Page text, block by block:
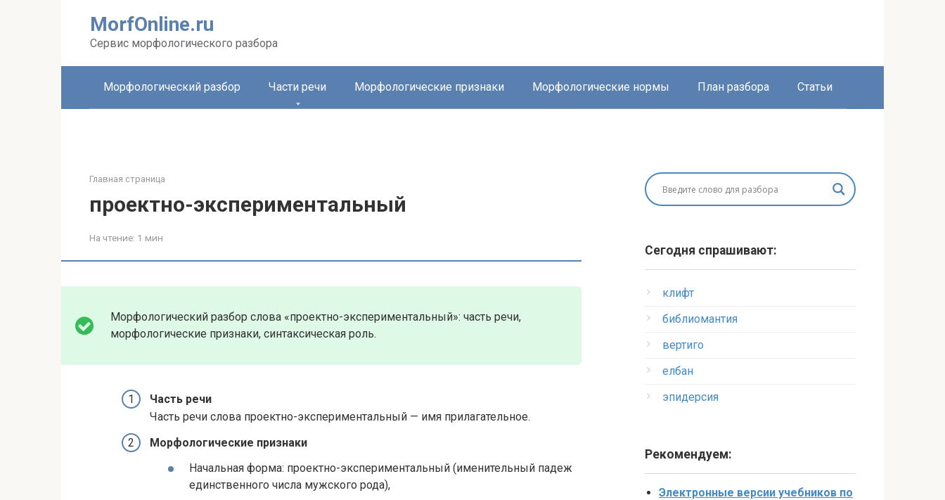
MorfOnline.ru
Сервис морфологического разбора
Морфологический разбор Части речи Морфологические признаки Морфологические нормы План разбора Статьи
Главная страница
проектно-экспериментальный
На чтение: 1 мин
Морфологический разбор слова «проектно-экспериментальный»: часть речи,
морфологические признаки, синтаксическая роль.
Часть речи
Часть речи слова проектно-экспериментальный — имя прилагательное.
Морфологические признаки
Начальная форма: проектно-экспериментальный (именительный падеж
единственного числа мужского рода),
Сегодня спрашивают:
клифт
библиомантия
вертиго
елбан
эпидерсия
Рекомендуем:
Электронные версии учебников по